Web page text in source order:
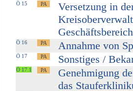
Ö 15
Versetzung in
Ö 16 Annahme von
Ö 17 Sonstiges /
Ö 17.1
Genehmigung
das